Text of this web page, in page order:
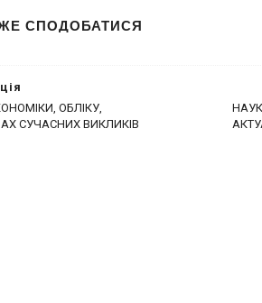
СПОДОБАТИСЯ
ОБЛІКУ,
СУЧАСНИХ ВИКЛИКІВ